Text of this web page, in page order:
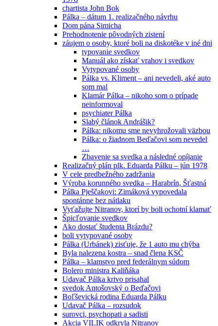
chartista John Bok
Pálka – dátum 1. realizačného návrhu
Dom pána Simicha
Prehodnotenie pôvodných zistení
záujem o osoby, ktoré boli na diskotéke v iné dni
typovanie svedkov
Manuál ako získať vrahov i svedkov
Vytypované osoby
Pálka vs. Kliment – ani nevedeli, aké auto
som mal
Klamár Pálka – nikoho som o prípade
neinformoval
psychiater Pálka
Slabý článok Andrášik?
Pálka: nikomu sme nevyhrožovali väzbou
Pálka: o žiadnom Beďačovi som nevedel
…
Zbavenie sa svedka a následné opíjanie
Realizačný plán plk. Eduarda Pálku – jún 1978
V cele predbežného zadržania
Výroba korunného svedka – Harabrín, Šťastná
Pálka Pješčakovi: Zimáková vypovedala
spontánne bez nátlaku
Vyťažujte Nitranov, ktorí by boli ochotní klamať
Špicľovanie svedkov
Ako dostať študenta Brázdu?
boli vytypované osoby
Pálka (Urbánek) zisťuje, že 1 auto mu chýba
Byla nalezena kostra – snad člena KSČ
Pálka – klamstvo pred federálnym súdom
Bolero ministra Kaliňáka
Udavač Pálka krivo prisahal
svedok Antošovský o Beďačovi
Boľševická rodina Eduarda Pálku
Udavač Pálka – rozsudok
surovci, psychopati a sadisti
Akcia VILIK odkryla Nitranov